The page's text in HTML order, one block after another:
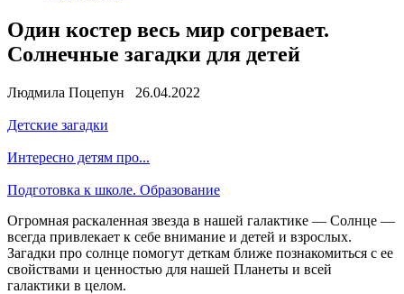
Один костер весь мир согревает.
Солнечные загадки для детей
Людмила Поцепун 26.04.2022
Детские загадки
Интересно детям про...
Подготовка к школе. Образование
Огромная раскаленная звезда в нашей галактике — Солнце —
всегда привлекает к себе внимание и детей и взрослых.
Загадки про солнце помогут деткам ближе познакомиться с ее
свойствами и ценностью для нашей Планеты и всей
галактики в целом.